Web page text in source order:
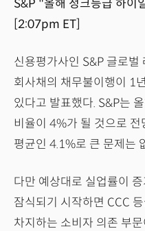
S&P "올해 정크등급 하이
[2:07pm ET]
신용평가사인 S&P 글로
회사채의 채무불이행이 1
있다고 발표했다. S&P는
비율이 4%가 될 것으로
평균인 4.1%로 큰 문제는
다만 예상대로 실업률이
잠식되기 시작하면 CCC
차지하는 소비자 의존 부